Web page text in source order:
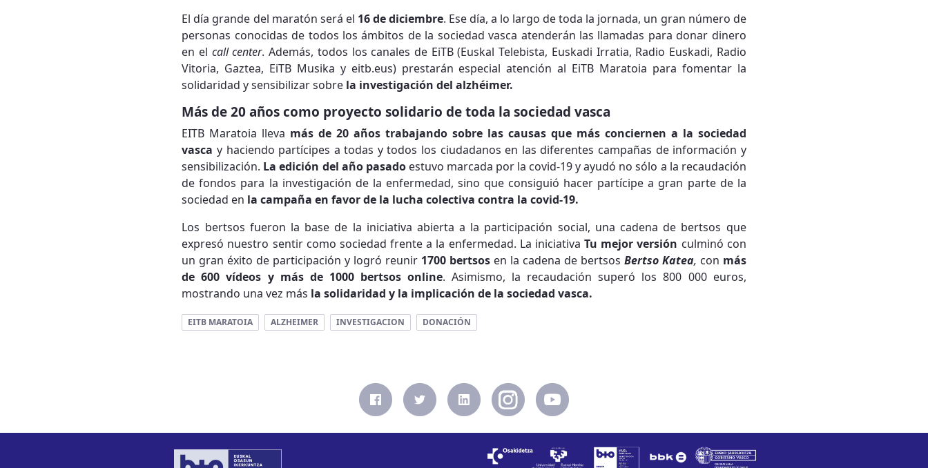
El día grande del maratón será el 16 de diciembre. Ese día, a lo largo de toda la jornada, un gran número de
personas conocidas de todos los ámbitos de la sociedad vasca atenderán las llamadas para donar dinero
en el call center. Además, todos los canales de EiTB (Euskal Telebista, Euskadi Irratia, Radio Euskadi, Radio
Vitoria, Gaztea, EiTB Musika y eitb.eus) prestarán especial atención al EiTB Maratoia para fomentar la
solidaridad y sensibilizar sobre la investigación del alzhéimer.
Más de 20 años como proyecto solidario de toda la sociedad vasca
EITB Maratoia lleva más de 20 años trabajando sobre las causas que más conciernen a la sociedad
vasca y haciendo partícipes a todas y todos los ciudadanos en las diferentes campañas de información y
sensibilización. La edición del año pasadoestuvo marcada por la covid-19 y ayudó no sólo a la recaudación
de fondos para la investigación de la enfermedad, sino que consiguió hacer partícipe a gran parte de la
sociedad en la campaña en favor de la lucha colectiva contra la covid-19.
Los bertsos fueron la base de la iniciativa abierta a la participación social, una cadena de bertsos que
expresó nuestro sentir como sociedad frente a la enfermedad. La iniciativaTu mejor versión culminó con
un gran éxito de participación y logró reunir 1700 bertsos en la cadena de bertsos Bertso Katea, con más
de 600 vídeos y más de 1000 bertsos online. Asimismo, la recaudación superó los 800 000 euros,
mostrando una vez más la solidaridad y la implicación de la sociedad vasca.
EITB MARATOIA ALZHEIMER INVESTIGACION DONACIÓN